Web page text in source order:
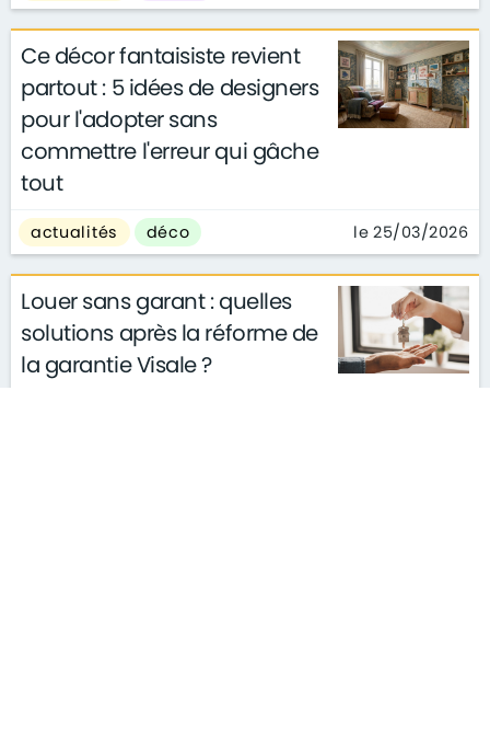
Ce décor fantaisiste revient
partout : 5 idées de designers
pour l'adopter sans
commettre l'erreur qui gâche
tout
actualités déco le 25/03/2026
Louer sans garant : quelles
solutions après la réforme de
la garantie Visale ?